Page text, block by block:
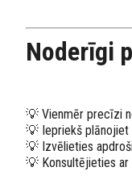
Noderīgi
💡 Vienmēr precīzi
💡 Iepriekš plānojiet
💡 Izvēlieties
💡 Konsultējieties